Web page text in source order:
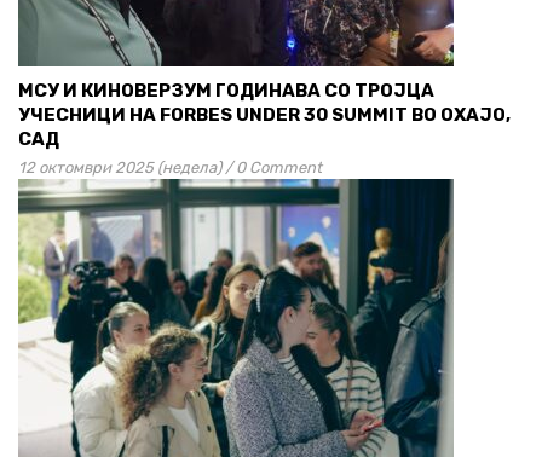
МСУ И КИНОВЕРЗУМ ГОДИНАВА СО ТРОЈЦА
УЧЕСНИЦИ НА FORBES UNDER 30 SUMMIT ВО ОХАЈО,
САД
12 октомври 2025 (недела) / 0 Comment